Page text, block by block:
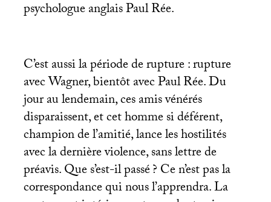
psychologue anglais Paul Rée.
C’est aussi la période de rupture : rupture
avec Wagner, bientôt avec Paul Rée. Du
jour au lendemain, ces amis vénérés
disparaissent, et cet homme si déférent,
champion de l’amitié, lance les hostilités
avec la dernière violence, sans lettre de
préavis. Que s’est-il passé? Ce n’est pas la
correspondance qui nous l’apprendra. La